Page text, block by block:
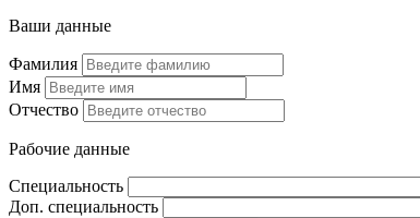
Ваши данные
Фамилия
Имя
Отчество
Рабочие данные
Специальность
Доп. специальность